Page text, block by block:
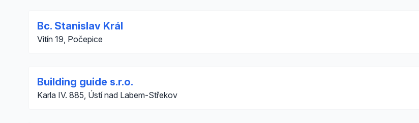
Bc. Stanislav Král
Vitín 19, Počepice
Building guide s.r.o.
Karla IV. 885, Ústí nad Labem-Střekov